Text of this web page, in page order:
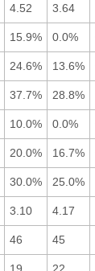
4.52 3.64
15.9% 0.0%
24.6% 13.6%
37.7% 28.8%
10.0% 0.0%
20.0% 16.7%
30.0% 25.0%
3.10 4.17
46 45